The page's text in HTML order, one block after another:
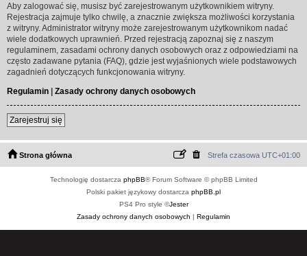
Aby zalogować się, musisz być zarejestrowanym użytkownikiem witryny.
Rejestracja zajmuje tylko chwilę, a znacznie zwiększa możliwości korzystania
z witryny. Administrator witryny może zarejestrowanym użytkownikom nadać
wiele dodatkowych uprawnień. Przed rejestracją zapoznaj się z naszym
regulaminem, zasadami ochrony danych osobowych oraz z odpowiedziami na
często zadawane pytania (FAQ), gdzie jest wyjaśnionych wiele podstawowych
zagadnień dotyczących funkcjonowania witryny.
Regulamin | Zasady ochrony danych osobowych
Zarejestruj się
Strona główna Strefa czasowa UTC+01:00
Technologię dostarcza phpBB® Forum Software © phpBB Limited
Polski pakiet językowy dostarcza phpBB.pl
PS4 Pro style ©Jester
Zasady ochrony danych osobowych | Regulamin